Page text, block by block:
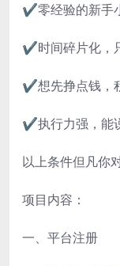
✔零经验的新手
✔时间碎片化，
✔想先挣点钱，
✔执行力强，能
以上条件但凡你
项目内容：
一、平台注册